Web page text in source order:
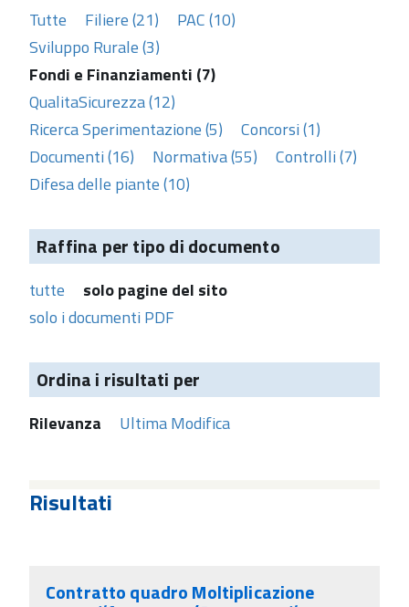
Tutte Filiere (21)
PAC (10)
Sviluppo Rurale (3)
Fondi e Finanziamenti (7)
QualitaSicurezza (12)
Ricerca Sperimentazione (5)
Concorsi (1)
Documenti (16)
Normativa (55)
Controlli (7)
Difesa delle piante (10)
Raffina per tipo di documento
tutte
solo pagine del sito
solo i documenti PDF
Ordina i risultati per
Rilevanza Ultima Modifica
Risultati
Contratto quadro Moltiplicazione